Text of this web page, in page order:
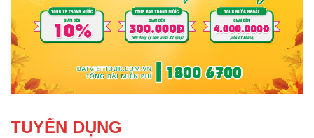
TUYỂN DỤNG